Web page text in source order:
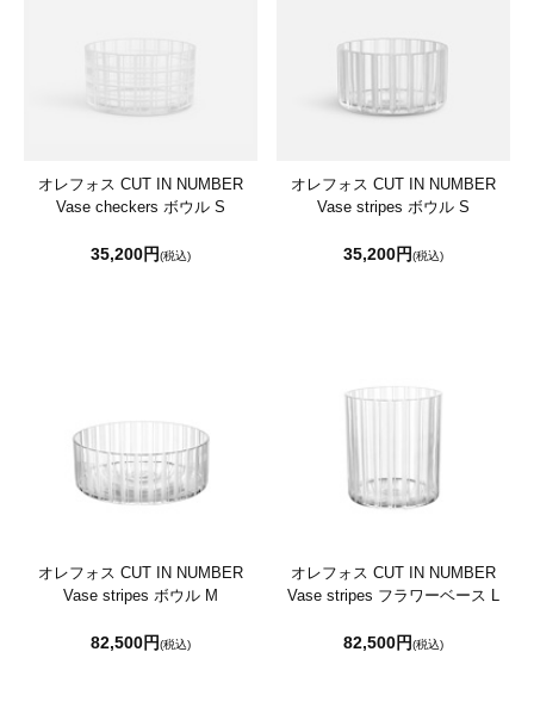
オレフォス CUT IN NUMBER
Vase checkers ボウル S
35,200円(税込)
オレフォス CUT IN NUMBER
Vase stripes ボウル S
35,200円(税込)
オレフォス CUT IN NUMBER
Vase stripes ボウル M
82,500円(税込)
オレフォス CUT IN NUMBER
Vase stripes フラワーベース L
82,500円(税込)